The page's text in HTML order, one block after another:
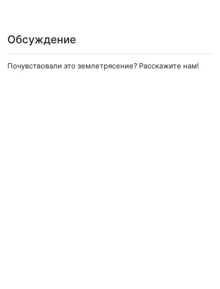
Обсуждение
Почувствовали это землетрясение? Расскажите нам!